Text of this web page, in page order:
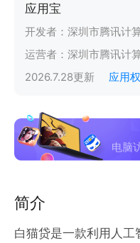
应用宝
开发者： 深圳市腾讯计
运营者： 深圳市腾讯计
2026.7.28更新 应用
电脑
简介
白猫贷是一款利用人